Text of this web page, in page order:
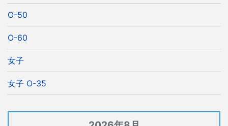
O-50
O-60
女子
女子 O-35